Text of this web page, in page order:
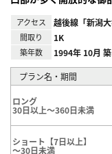
アクセス 越後線「新潟大
間取り 1K
築年数 1994年 10月 築
プラン名・期間
ロング
30日以上～360日未満
ショート【7日以上】
～30日未満